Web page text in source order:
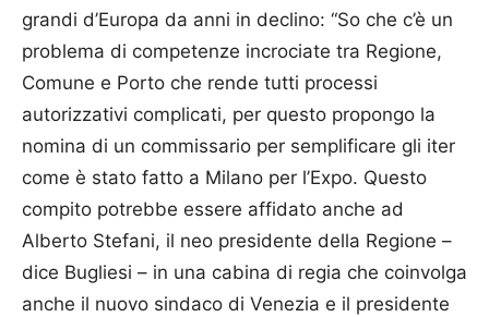
grandi d’Europa da anni in declino: “So che c’è un
problema di competenze incrociate tra Regione,
Comune e Porto che rende tutti processi
autorizzativi complicati, per questo propongo la
nomina di un commissario per semplificare gli iter
come è stato fatto a Milano per l’Expo. Questo
compito potrebbe essere affidato anche ad
Alberto Stefani, il neo presidente della Regione –
dice Bugliesi – in una cabina di regia che coinvolga
anche il nuovo sindaco di Venezia e il presidente